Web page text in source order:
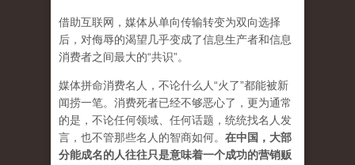
借助互联网，媒体从单向传输转变为双向选择
后，对侮辱的渴望几乎变成了信息生产者和信息
消费者之间最大的“共识”。
媒体拼命消费名人，不论什么人“火了”都能被新
闻捞一笔。消费死者已经不够恶心了，更为通常
的是，不论任何领域、任何话题，统统找名人发
言，也不管那些名人的智商如何。 在中国，大部
分能成名的人往往只是意味着一个成功的营销贩